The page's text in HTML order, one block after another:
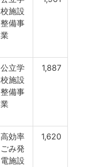
校施設
整備事
業
公立学
校施設
整備事
業
1,887
高効率
ごみ発
電施設
1,620